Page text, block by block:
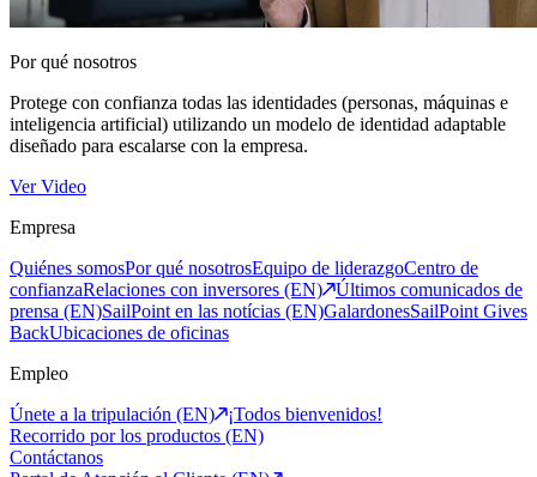
Por qué nosotros
Protege con confianza todas las identidades (personas, máquinas e
inteligencia artificial) utilizando un modelo de identidad adaptable
diseñado para escalarse con la empresa.
Ver Video
Empresa
Quiénes somosPor qué nosotrosEquipo de liderazgoCentro de
confianzaRelaciones con inversores (EN)
Últimos comunicados de
prensa (EN)SailPoint en las notícias (EN)GalardonesSailPoint Gives
BackUbicaciones de oficinas
Empleo
Únete a la tripulación (EN)
¡Todos bienvenidos!
Recorrido por los productos (EN)
Contáctanos